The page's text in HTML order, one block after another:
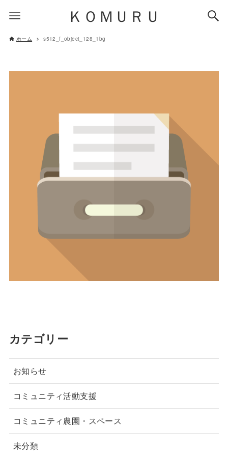
ＫＯＭＵＲＵ
ホーム s512_f_object_128_1bg
カテゴリー
お知らせ
コミュニティ活動支援
コミュニティ農園・スペース
未分類